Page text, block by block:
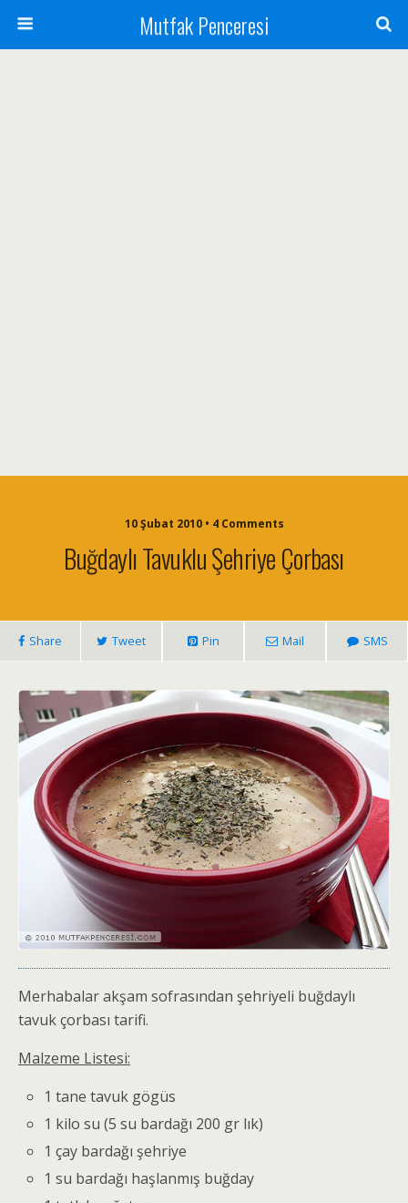
Mutfak Penceresi
10 Şubat 2010 • 4 Comments
Buğdaylı Tavuklu Şehriye Çorbası
Share Tweet Pin Mail SMS
Merhabalar akşam sofrasından şehriyeli buğdaylı
tavuk çorbası tarifi.
Malzeme Listesi:
1 tane tavuk gögüs
1 kilo su (5 su bardağı 200 gr lık)
1 çay bardağı şehriye
1 su bardağı haşlanmış buğday